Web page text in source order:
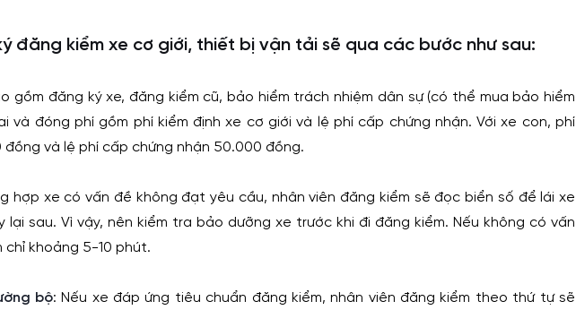
đăng kiểm xe cơ giới, thiết bị vận tải sẽ qua các bước như sau:
gồm đăng ký xe, đăng kiểm cũ, bảo hiểm trách nhiệm dân sự (có thể mua bảo hiểm
và đóng phí gồm phí kiểm định xe cơ giới và lệ phí cấp chứng nhận. Với xe con, phí
đồng và lệ phí cấp chứng nhận 50.000 đồng.
hợp xe có vấn đề không đạt yêu cầu, nhân viên đăng kiểm sẽ đọc biển số để lái xe
lại sau. Vì vậy, nên kiểm tra bảo dưỡng xe trước khi đi đăng kiểm. Nếu không có vấn
chỉ khoảng 5-10 phút.
bộ: Nếu xe đáp ứng tiêu chuẩn đăng kiểm, nhân viên đăng kiểm theo thứ tự sẽ